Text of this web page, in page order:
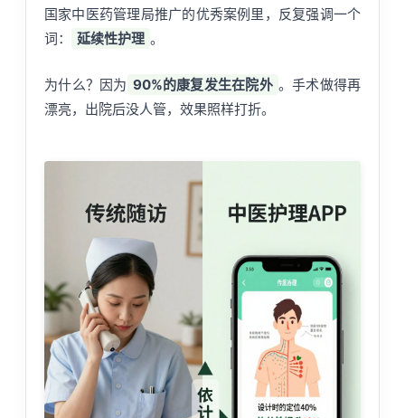
国家中医药管理局推广的优秀案例里，反复强调一个
词：
延续性护理 。
为什么？因为 90%的康复发生在院外 。手术做得再
漂亮，出院后没人管，效果照样打折。